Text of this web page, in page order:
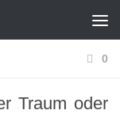
0
Traum oder